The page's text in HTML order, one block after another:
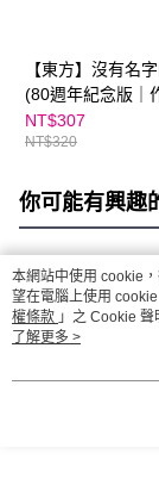
【東方】沒有名
(80週年紀念版｜
者簽名祝福書衣)
NT$307
NT$320
你可能有興趣
熱門標籤
本網站中使用 cookie
望在電腦上使用
權條款 」之 Cookie
用條款之 Cookie 聲明
了解更多 >